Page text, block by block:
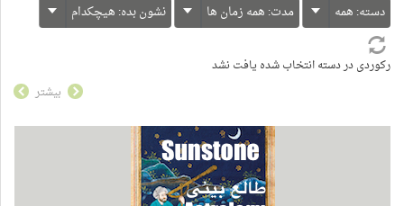
دسته: همه مدت: همه زمان ها نشون بده: هیچکدام
رکوردی در دسته انتخاب شده یافت نشد
بیشتر